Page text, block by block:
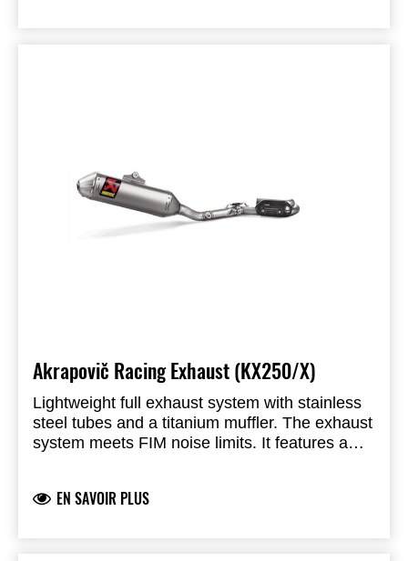
Akrapovič Racing Exhaust (KX250/X)
Lightweight full exhaust system with stainless
steel tubes and a titanium muffler. The exhaust
system meets FIM noise limits. It features a
EN SAVOIR PLUS